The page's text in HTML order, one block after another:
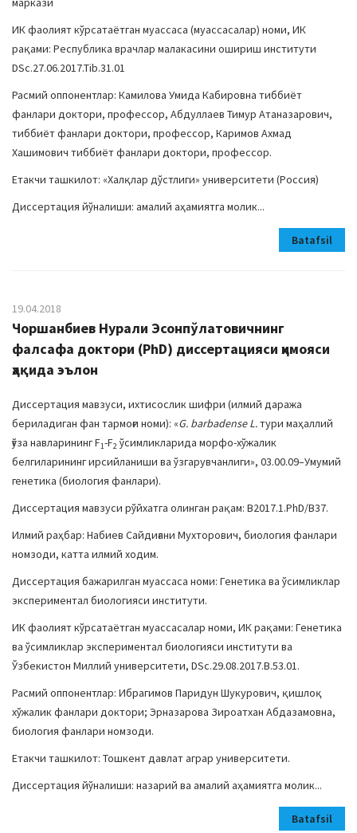
ИК фаолият кўрсатаётган муассаса (муассасалар) номи, ИК
рақами: Республика врачлар малакасини ошириш институти
DSc.27.06.2017.Tib.31.01
Расмий оппонентлар: Камилова Умида Кабировна тиббиёт
фанлари доктори, профессор, Абдуллаев Тимур Атаназарович,
тиббиёт фанлари доктори, профессор, Каримов Ахмад
Хашимович тиббиёт фанлари доктори, профессор.
Етакчи ташкилот: «Халқлар дўстлиги» университети (Россия)
Диссертация йўналиши: амалий аҳамиятга молик...
Batafsil
19.04.2018
Чоршанбиев Нурали Эсонпўлатовичнинг
фалсафа доктори (PhD) диссертацияси ҳимояси
ҳақида эълон
Диссертация мавзуси, ихтисослик шифри (илмий даража
бериладиган фан тармоғи номи): «G. barbadenseL.тури маҳаллий
ғўза навларининг F1-F2 ўсимликларида морфо-хўжалик
белгиларининг ирсийланиши ва ўзгарувчанлиги», 03.00.09–Умумий
генетика (биология фанлари).
Диссертация мавзуси рўйхатга олинган рақам: B2017.1.PhD/B37.
Илмий раҳбар: Набиев Сайдиғани Мухторович, биология фанлари
номзоди, катта илмий ходим.
Диссертация бажарилган муассаса номи: Генетика ва ўсимликлар
экспериментал биологияси институти.
ИК фаолият кўрсатаётган муассасалар номи, ИК рақами: Генетика
ва ўсимликлар экспериментал биологияси институти ва
Ўзбекистон Миллий университети, DSc.29.08.2017.В.53.01.
Расмий оппонентлар: Ибрагимов Паридун Шукурович, қишлоқ
хўжалик фанлари доктори; Эрназарова Зироатхан Абдазамовна,
биология фанлари номзоди.
Етакчи ташкилот: Тошкент давлат аграр университети.
Диссертация йўналиши: назарий ва амалий аҳамиятга молик...
Batafsil